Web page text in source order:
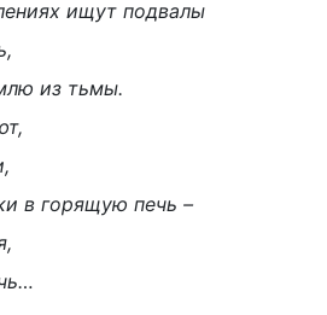
ищут подвалы
из тьмы.
в горящую печь –